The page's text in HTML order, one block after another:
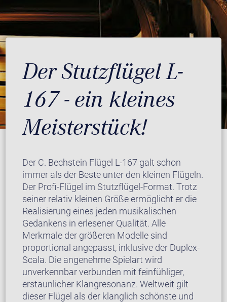
Der Stutzflügel L-
167 - ein kleines
Meisterstück!
Der C. Bechstein Flügel L-167 galt schon
immer als der Beste unter den kleinen Flügeln.
Der Profi-Flügel im Stutzflügel-Format. Trotz
seiner relativ kleinen Größe ermöglicht er die
Realisierung eines jeden musikalischen
Gedankens in erlesener Qualität. Alle
Merkmale der größeren Modelle sind
proportional angepasst, inklusive der Duplex-
Scala. Die angenehme Spielart wird
unverkennbar verbunden mit feinfühliger,
erstaunlicher Klangresonanz. Weltweit gilt
dieser Flügel als der klanglich schönste und